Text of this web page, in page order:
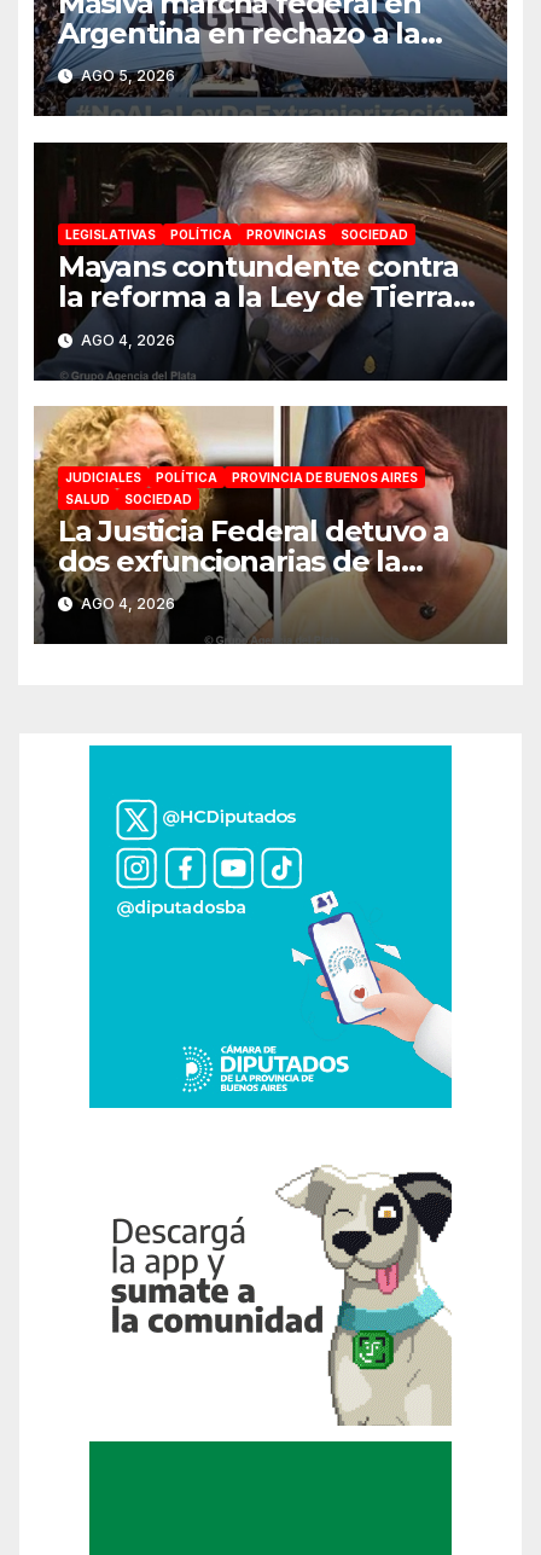
Argentina en rechazo a la
reforma de la Ley de Tierras
impulsada por Milei: «La
soberanía no se negocia»
AGO 5, 2026
LEGISLATIVAS POLÍTICA PROVINCIAS SOCIEDAD
Mayans contundente contra
la reforma a la Ley de Tierras:
«Esta ley vende el país»
AGO 4, 2026
JUDICIALES POLÍTICA
PROVINCIA DE BUENOS AIRES
SALUD
SOCIEDAD
La Justicia Federal detuvo a
dos exfuncionarias de la
ANMAT y el INAME por la
causa del fentanilo
contaminado
AGO 4, 2026